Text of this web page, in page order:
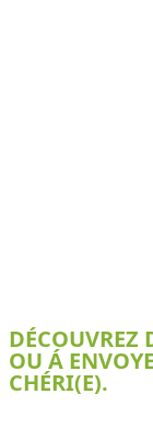
DÉCOUVREZ
OU Á
CHÉRI(E).